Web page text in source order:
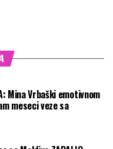
Mina Vrbaški emotivnom
meseci veze sa